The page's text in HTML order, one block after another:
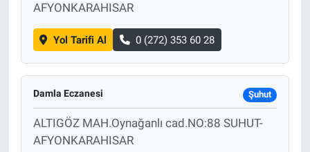
AFYONKARAHISAR
Yol Tarifi Al 0 (272) 353 60 28
Damla Eczanesi Şuhut
ALTIGÖZ MAH.Oynağanlı cad.NO:88 SUHUT-
AFYONKARAHISAR